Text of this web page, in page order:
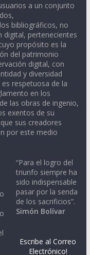
a un conjunto
bibliográficos, no
digital, pertenecientes
propósito es la
del patrimonio
digital, con
y diversidad
respetuosa de la
en los
las obras de ingenio,
exentos de su
sus creadores
por este medio
“Para el logro del
triunfo siempre ha
sido indispensable
pasar por la senda
de los sacrificios”.
Simón Bolívar
Escribe al Correo
Electrónico!